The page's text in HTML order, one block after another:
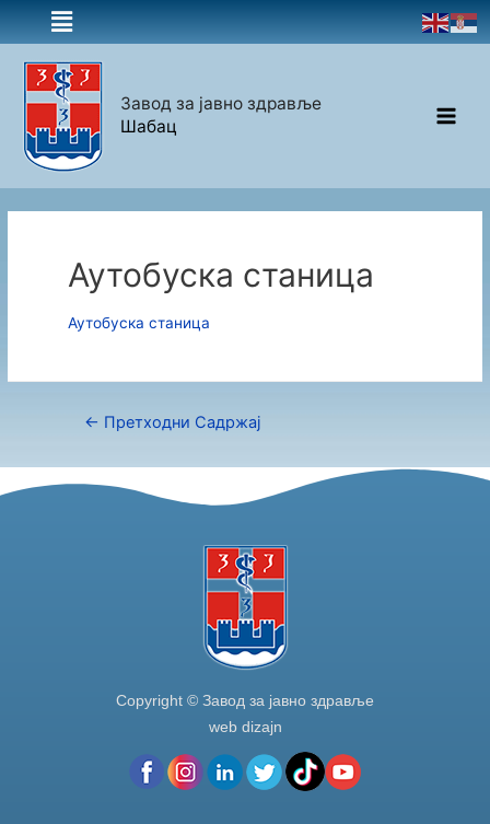
Завод за јавно здравље
Шабац
Аутобуска станица
Аутобуска станица
← Претходни Садржај
Copyright © Завод за јавно здравље
web dizajn